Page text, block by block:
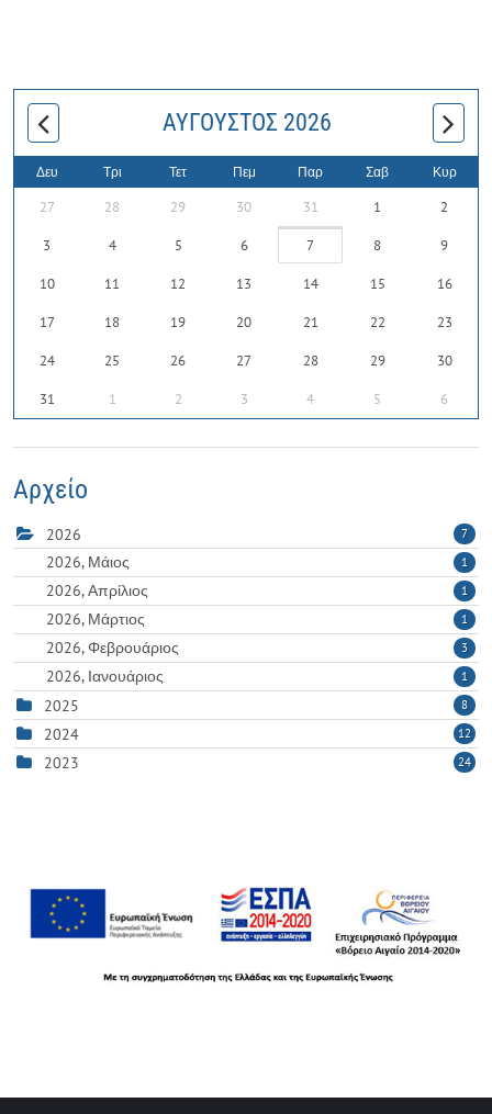
ΑΎΓΟΥΣΤΟΣ 2026
Δευ Τρι Τετ Πεμ Παρ Σαβ Κυρ
27 28 29 30 31 1 2
3 4 5 6 7 8 9
10 11 12 13 14 15 16
17 18 19 20 21 22 23
24 25 26 27 28 29 30
31 1 2 3 4 5 6
Αρχείο
2026 7
2026, Μάιος 1
2026, Απρίλιος 1
2026, Μάρτιος 1
2026, Φεβρουάριος 3
2026, Ιανουάριος 1
2025 8
2024 12
2023 24